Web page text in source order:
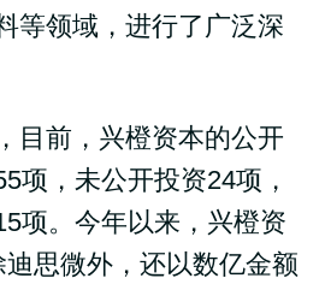
等领域，进行了广泛深
目前，兴橙资本的公开
项，未公开投资24项，
项。今年以来，兴橙资
思微外，还以数亿金额